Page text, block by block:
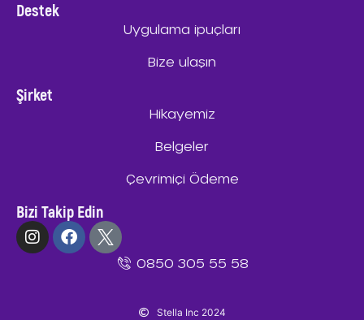
Destek
Uygulama ipuçları
Bize ulaşın
Şirket
Hikayemiz
Belgeler
Çevrimiçi Ödeme
Bizi Takip Edin
0850 305 55 58
Stella Inc 2024